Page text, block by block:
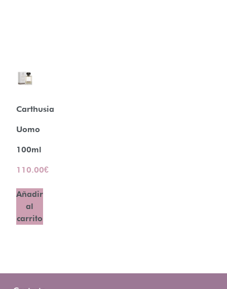
Carthusia
Uomo
100ml
110.00€
Añadir
al
carrito